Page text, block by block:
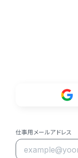
仕事用メールアドレス